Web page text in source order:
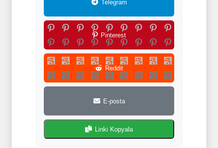
Telegram
Pinterest
Reddit
E-posta
Linki Kopyala